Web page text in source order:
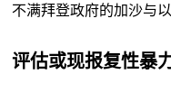
不满拜登政府的加沙与
评估或现报复性暴